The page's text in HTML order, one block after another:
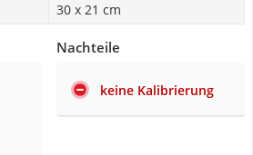
30 x 21 cm
Nachteile
keine Kalibrierung